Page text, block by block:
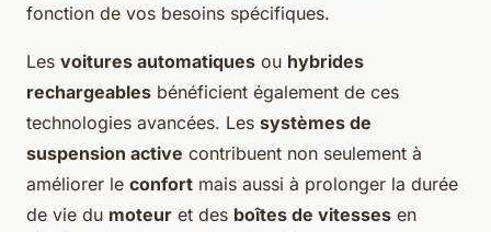
fonction de vos besoins spécifiques.
Les voitures automatiques ou hybrides
rechargeables bénéficient également de ces
technologies avancées. Les systèmes de
suspension active contribuent non seulement à
améliorer le confort mais aussi à prolonger la durée
de vie du moteur et des boîtes de vitesses en